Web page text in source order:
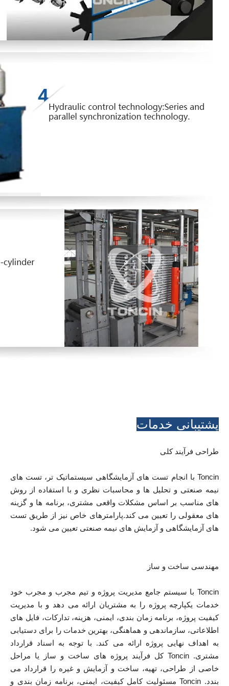
پشتیبانی خدمات
طراحی فرآیند کلی
Toncin با انجام تست های آزمایشگاهی سیستماتیک تر، تست های
نیمه صنعتی و تحلیل ها و محاسبات نظری و با استفاده از روش
های مناسب بر اساس مشکلات واقعی مشتری، برنامه ها و گزینه
های معقولی را تعیین می کند.پارامترهای خاص نیز از طریق تست
های آزمایشگاهی و آزمایش های نیمه صنعتی تعیین می شود.
مهندسی ساخت و ساز
Toncin با سیستم جامع مدیریت پروژه و تیم مجرب و مجرب خود
خدمات یکپارچه پروژه را به مشتریان ارائه می دهد و با مدیریت
کیفیت پروژه، برنامه زمان بندی، ایمنی، هزینه، تدارکات، فایل های
اطلاعاتی، سازماندهی و هماهنگی، بهترین خدمات را برای دستیابی
به اهداف نهایی پروژه ارائه می کند. با توجه به اسناد قرارداد
مشتری. Toncin کل فرآیند پروژه های ساخت و ساز یا مراحل
خاصی از طراحی، تهیه، ساخت و آزمایش و غیره را قرارداد می
بندد. Toncin مسئولیت کامل کیفیت، ایمنی، برنامه زمان بندی و